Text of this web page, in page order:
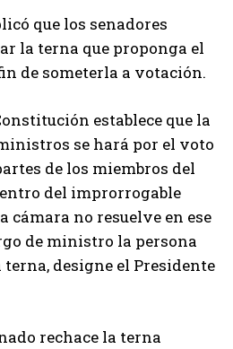
que los senadores
la terna que proponga el
de someterla a votación.
establece que la
se hará por el voto
de los miembros del
del improrrogable
cámara no resuelve en ese
de ministro la persona
terna, designe el Presidente
rechace la terna